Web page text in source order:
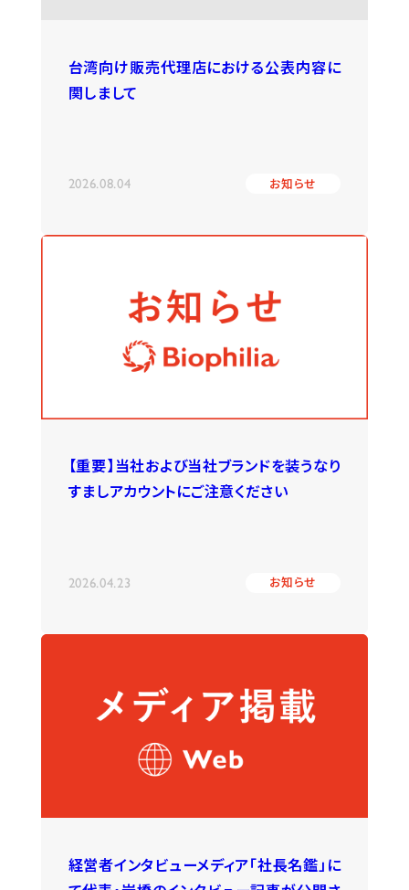
台湾向け販売代理店における公表内容に
関しまして
2026.08.04 お知らせ
【重要】当社および当社ブランドを装うなり
すましアカウントにご注意ください
2026.04.23 お知らせ
経営者インタビューメディア「社長名鑑」に